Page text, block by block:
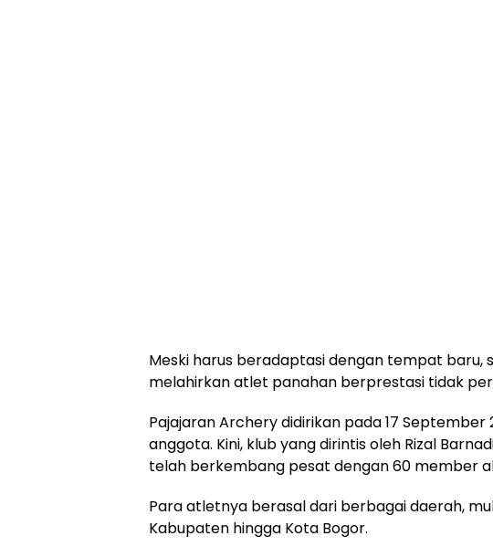
Meski harus beradaptasi dengan tempat
melahirkan atlet panahan berprestasi tidak
Pajajaran Archery didirikan pada 17 September
anggota. Kini, klub yang dirintis oleh Rizal
telah berkembang pesat dengan 60 member
Para atletnya berasal dari berbagai daerah,
Kabupaten hingga Kota Bogor.